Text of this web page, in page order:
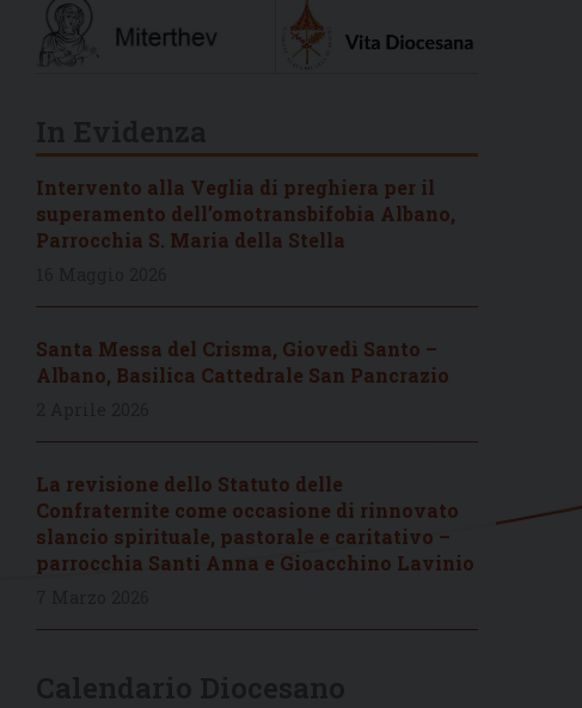
Intervento alla Veglia di preghiera per il
superamento dell’omotransbifobia Albano,
Parrocchia S. Maria della Stella
Santa Messa del Crisma, Giovedì Santo –
Albano, Basilica Cattedrale San Pancrazio
La revisione dello Statuto delle
Confraternite come occasione di rinnovato
slancio spirituale, pastorale e caritativo –
parrocchia Santi Anna e Gioacchino Lavinio